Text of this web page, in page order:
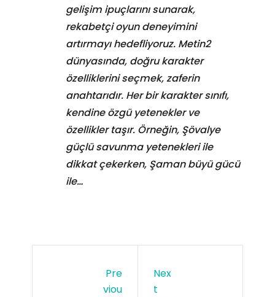
gelişim ipuçlarını sunarak,
rekabetçi oyun deneyimini
artırmayı hedefliyoruz. Metin2
dünyasında, doğru karakter
özelliklerini seçmek, zaferin
anahtarıdır. Her bir karakter sınıfı,
kendine özgü yetenekler ve
özellikler taşır. Örneğin, Şövalye
güçlü savunma yetenekleri ile
dikkat çekerken, Şaman büyü gücü
ile…
Pre
Viou
Nex
T